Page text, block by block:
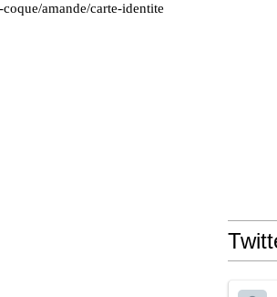
amande/carte-identite